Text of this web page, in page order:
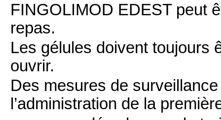
FINGOLIMOD EDEST peut
repas.
Les gélules doivent toujours
ouvrir.
Des mesures de
l’administration de la